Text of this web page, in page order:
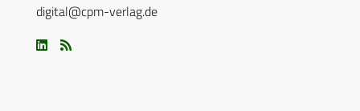
digital@cpm-verlag.de